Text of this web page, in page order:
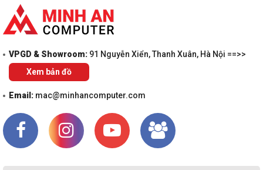
VPGD & Showroom: 91 Nguyễn Xiển, Thanh Xuân, Hà Nội ==>>
Xem bản đồ
Email: mac@minhancomputer.com